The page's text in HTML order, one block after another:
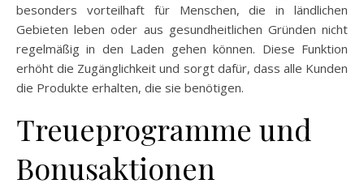
besonders vorteilhaft für Menschen, die in ländlichen
Gebieten leben oder aus gesundheitlichen Gründen nicht
regelmäßig in den Laden gehen können. Diese Funktion
erhöht die Zugänglichkeit und sorgt dafür, dass alle Kunden
die Produkte erhalten, die sie benötigen.
Treueprogramme und
Bonusaktionen